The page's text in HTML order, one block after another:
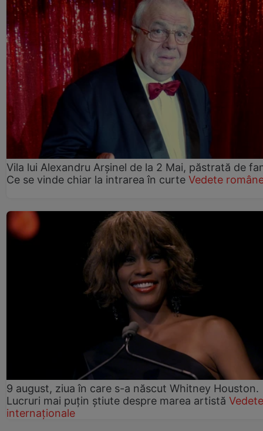
Vila lui Alexandru Arșinel de la 2 Mai, păstrată de
Ce se vinde chiar la intrarea în curte Vedete
9 august, ziua în care s-a născut Whitney Houston.
Lucruri mai puțin știute despre marea artistă Vedete
internaționale